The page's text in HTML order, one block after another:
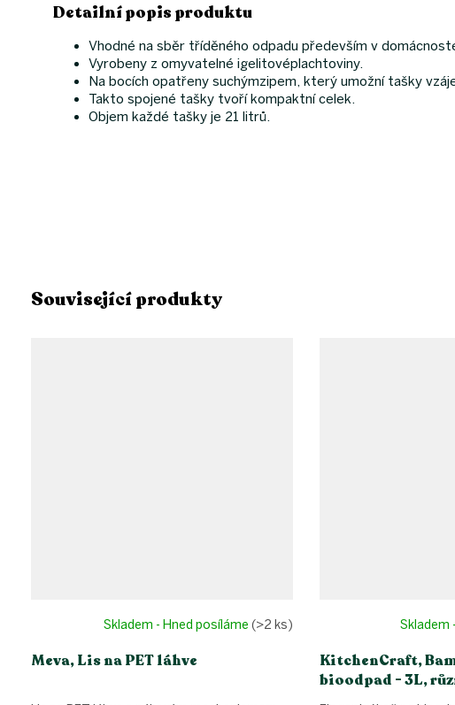
Související produkty
Meva, Lis na PET láhve
Skladem - Hned posíláme (>2 ks)
KitchenCraft,
bioodpad - 3L,
Skladem
Detailní popis produktu
Vhodné na sběr tříděného odpadu především v
Vyrobeny z omyvatelné igelitovéplachtoviny.
Na bocích opatřeny suchýmzipem, který umožní tašky
Takto spojené tašky tvoří kompaktní celek.
Objem každé tašky je 21 litrů.